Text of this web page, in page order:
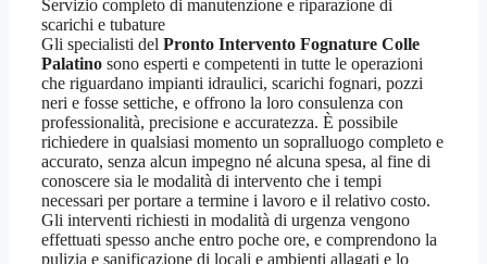
Servizio completo di manutenzione e riparazione di
scarichi e tubature
Gli specialisti del Pronto Intervento Fognature Colle
Palatino sono esperti e competenti in tutte le operazioni
che riguardano impianti idraulici, scarichi fognari, pozzi
neri e fosse settiche, e offrono la loro consulenza con
professionalità, precisione e accuratezza. È possibile
richiedere in qualsiasi momento un sopralluogo completo e
accurato, senza alcun impegno né alcuna spesa, al fine di
conoscere sia le modalità di intervento che i tempi
necessari per portare a termine i lavoro e il relativo costo.
Gli interventi richiesti in modalità di urgenza vengono
effettuati spesso anche entro poche ore, e comprendono la
pulizia e sanificazione di locali e ambienti allagati e lo